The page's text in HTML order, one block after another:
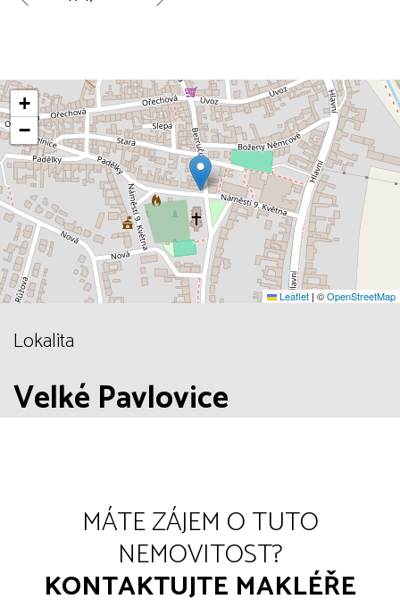
+
−
Leaflet | ©OpenStreetMap
Lokalita
Velké Pavlovice
MÁTE ZÁJEM O TUTO
NEMOVITOST?
KONTAKTUJTE MAKLÉŘE